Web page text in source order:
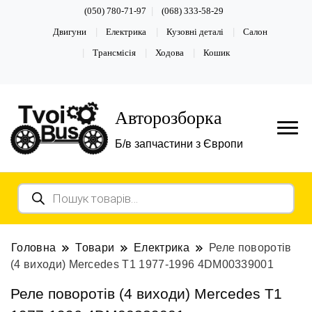
(050) 780-71-97 (068) 333-58-29
Двигуни Електрика Кузовні деталі Салон
Трансмісія Ходова Кошик
Авторозборка
Б/в запчастини з Європи
Пошук
товарів
Головна Товари Електрика
Реле поворотів
(4 виходи) Mercedes T1 1977-1996 4DM00339001
Реле поворотів (4 виходи) Mercedes T1